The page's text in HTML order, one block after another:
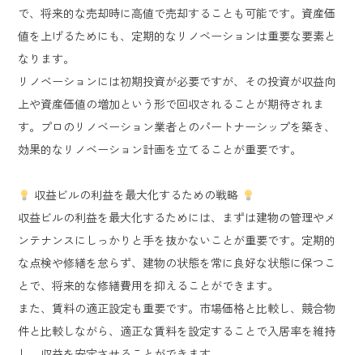
で、将来的な売却時に高値で売却することも可能です。資産価
値を上げるためにも、定期的なリノベーションは重要な要素と
なります。
リノベーションには初期投資が必要ですが、その投資が収益向
上や資産価値の増加という形で回収されることが期待されま
す。プロのリノベーション業者とのパートナーシップを築き、
効果的なリノベーション計画を立てることが重要です。
収益ビルの利益を最大化するための戦略
収益ビルの利益を最大化するためには、まずは建物の管理やメ
ンテナンスにしっかりと手を抜かないことが重要です。定期的
な点検や修繕を怠らず、建物の状態を常に良好な状態に保つこ
とで、将来的な修繕費用を抑えることができます。
また、賃料の適正設定も重要です。市場価格と比較し、競合物
件と比較しながら、適正な賃料を設定することで入居率を維持